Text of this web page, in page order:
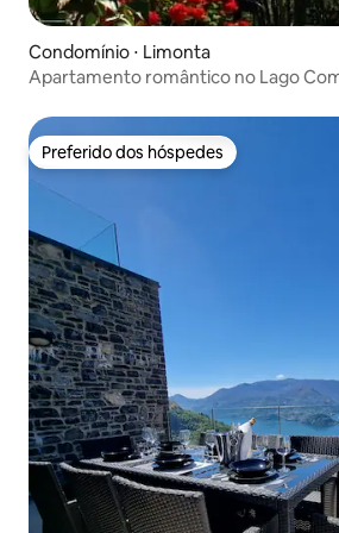
Condomínio ⋅ Limonta
Apartamento romântico no Lago
Preferido dos hóspedes
Preferido dos hóspedes